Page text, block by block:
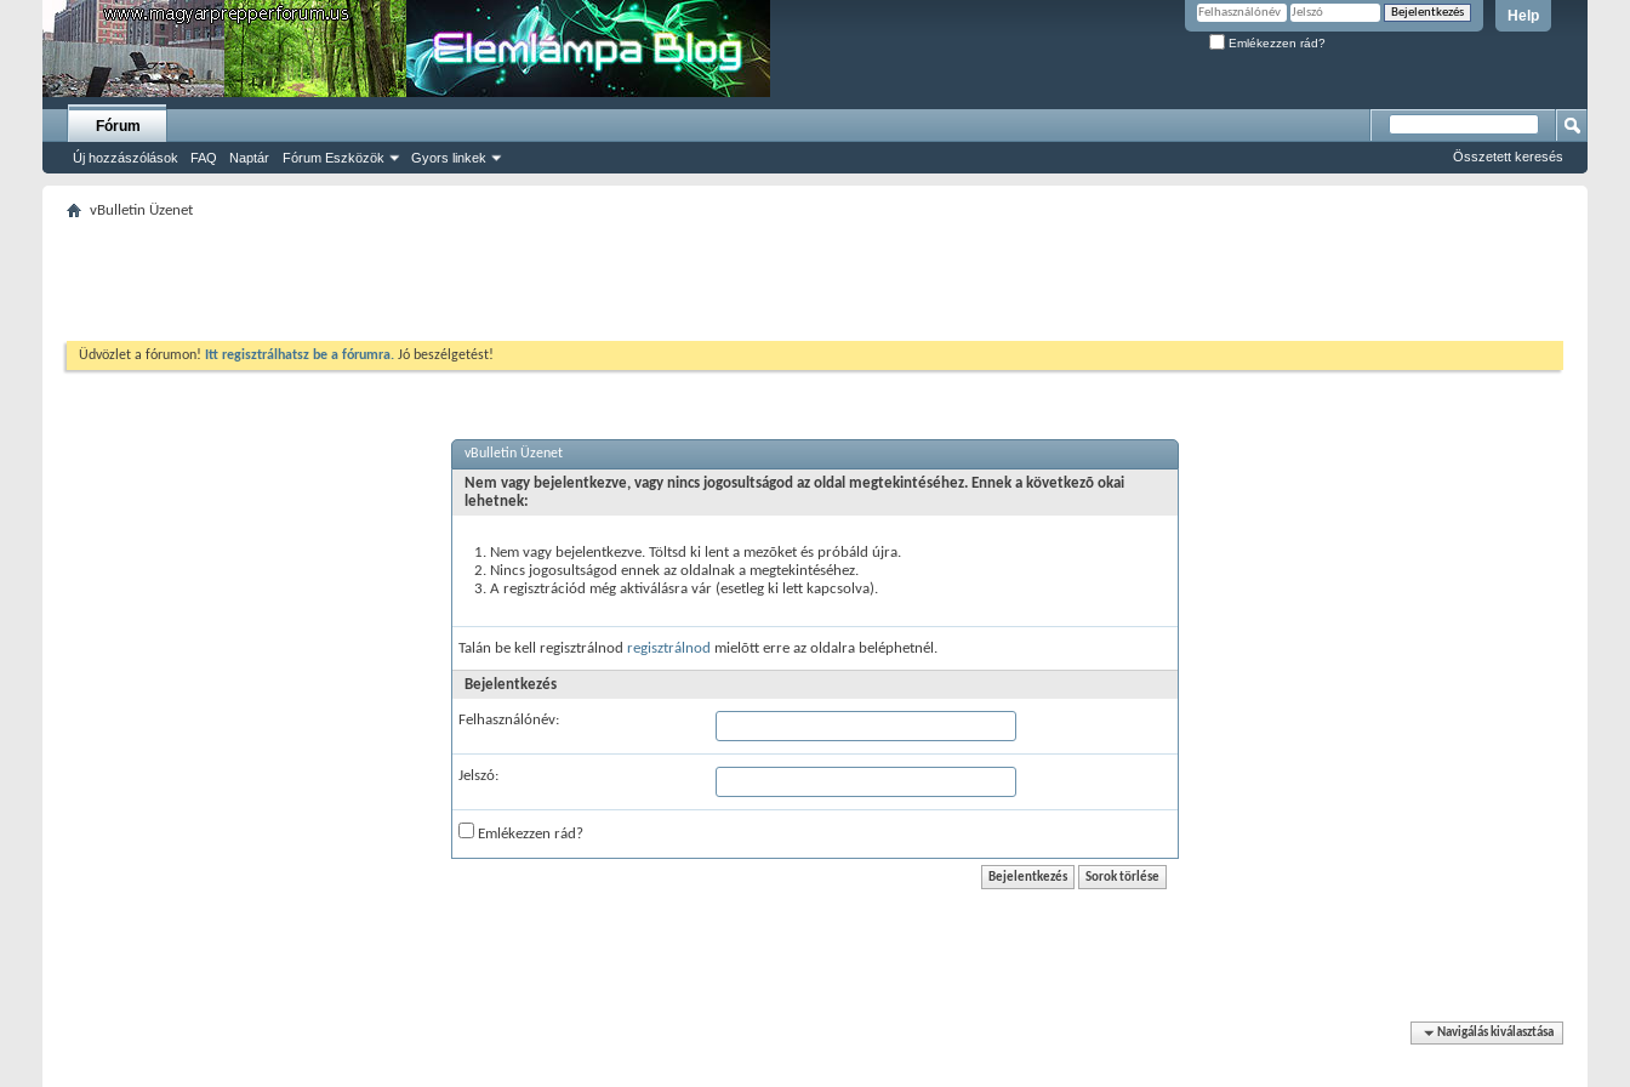
Help
Emlékezzen rád?
Fórum
Új hozzászólások FAQ Naptár Fórum Eszközök Gyors linkek Összetett keresés
vBulletin Üzenet
Üdvözlet a fórumon! Itt regisztrálhatsz be a fórumra. Jó beszélgetést!
vBulletin Üzenet
Nem vagy bejelentkezve, vagy nincs jogosultságod az oldal megtekintéséhez. Ennek a következõ okai
lehetnek:
Nem vagy bejelentkezve. Töltsd ki lent a mezõket és próbáld újra.
Nincs jogosultságod ennek az oldalnak a megtekintéséhez.
A regisztrációd még aktiválásra vár (esetleg ki lett kapcsolva).
Talán be kell regisztrálnod regisztrálnod mielõtt erre az oldalra beléphetnél.
Bejelentkezés
Felhasználónév:
Jelszó:
Emlékezzen rád?
Navigálás kiválasztása